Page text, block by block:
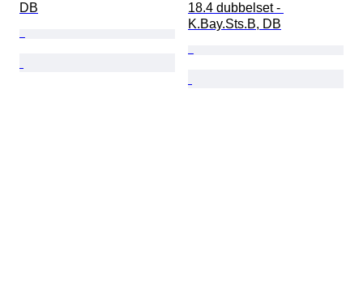
DB
18.4 dubbelset -
K.Bay.Sts.B, DB